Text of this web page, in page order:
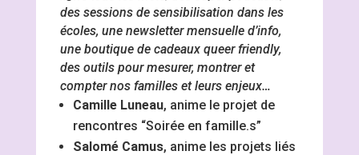
des sessions de sensibilisation dans les
écoles, une newsletter mensuelle d’info,
une boutique de cadeaux queer friendly,
des outils pour mesurer, montrer et
compter nos familles et leurs enjeux…
Camille Luneau, anime le projet de
rencontres “Soirée en famille.s”
Salomé Camus, anime les projets liés